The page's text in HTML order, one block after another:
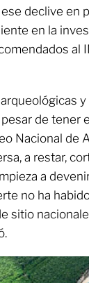
declive en
en la
al
de tener
Nacional de
a restar,
a
no ha
sitio